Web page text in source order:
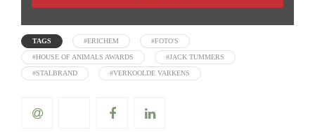
TAGS #ERICHEM #FOTO'S
#HOUSE OF ANIMALS AWARDS #JACK TUMMERS
#STALBRAND #VERKOOLDE VARKENS